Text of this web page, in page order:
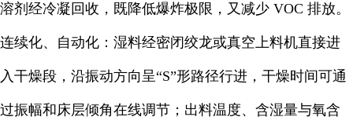
溶剂经冷凝回收，既降低爆炸极限，又减少 VOC 排放。
连续化、自动化：湿料经密闭绞龙或真空上料机直接进
入干燥段，沿振动方向呈“S”形路径行进，干燥时间可通
过振幅和床层倾角在线调节；出料温度、含湿量与氧含